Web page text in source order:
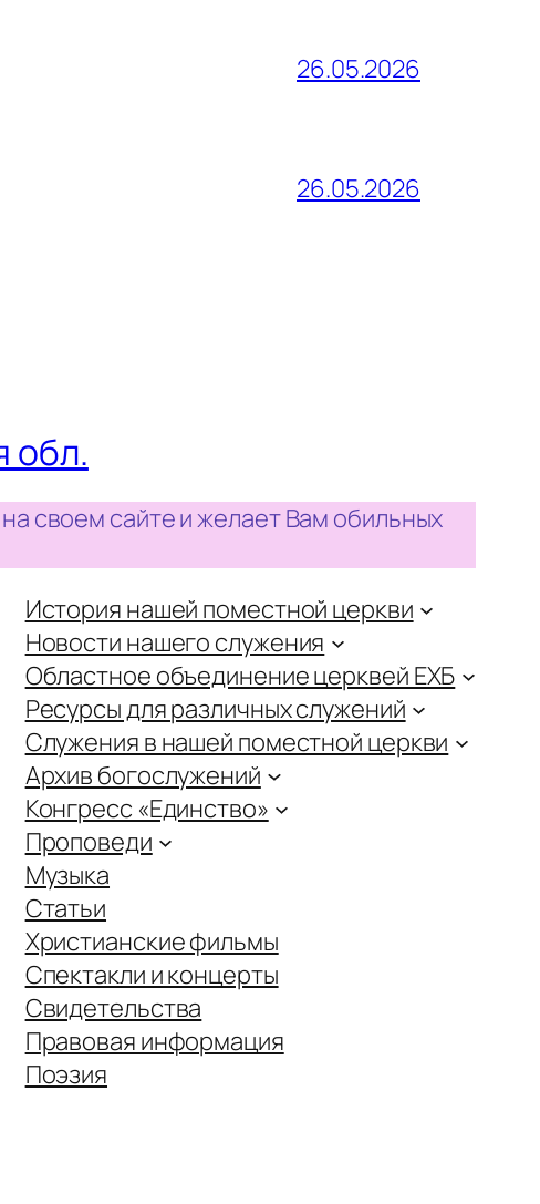
26.05.2026
26.05.2026
обл.
своем сайте и желает Вам обильных
История нашей поместной церкви
Новости нашего служения
Областное объединение церквей ЕХБ
Ресурсы для различных служений
Служения в нашей поместной церкви
Архив богослужений
Конгресс «Единство»
Проповеди
Музыка
Статьи
Христианские фильмы
Спектакли и концерты
Свидетельства
Правовая информация
Поэзия